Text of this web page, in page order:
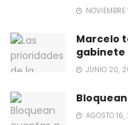
Marcelo
gabinete
JUNIO 20,
AGOSTO